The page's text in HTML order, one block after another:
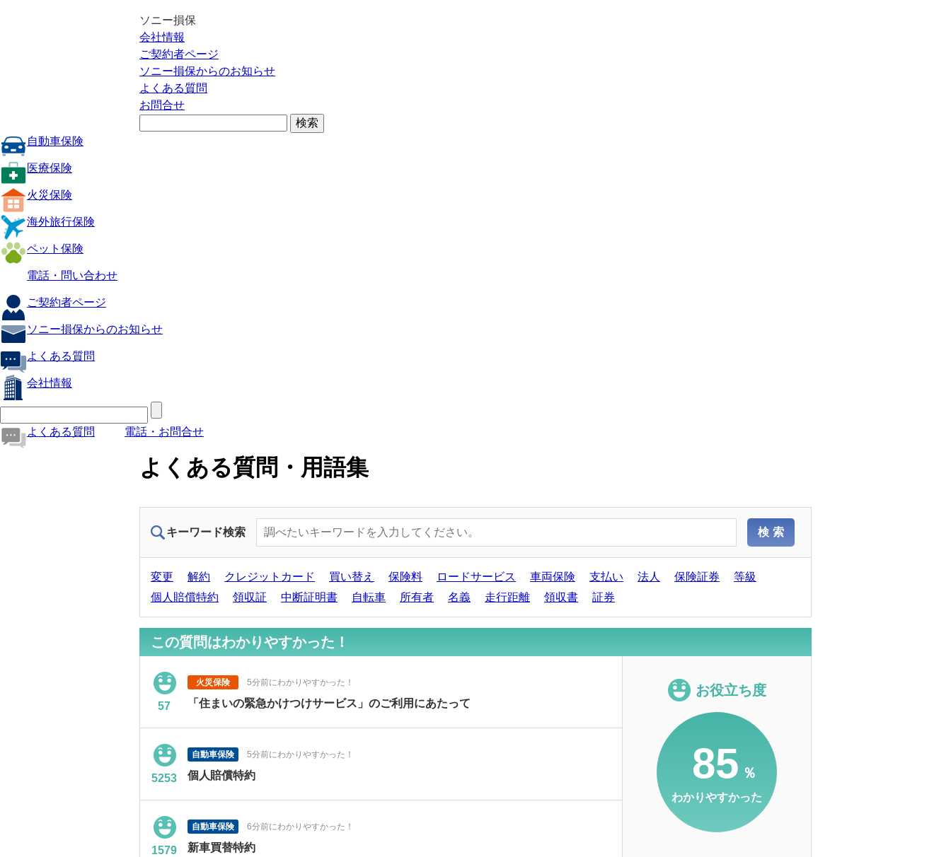
ソニー損保
会社情報
ご契約者ページ
ソニー損保からのお知らせ
よくある質問
お問合せ
自動車保険
医療保険
火災保険
海外旅行保険
ペット保険
電話・問い合わせ
ご契約者ページ
ソニー損保からのお知らせ
よくある質問
会社情報
よくある質問 電話・お問合せ
よくある質問・用語集
キーワード検索
変更 解約 クレジットカード 買い替え 保険料 ロードサービス 車両保険 支払い 法人 保険証券
等級
個人賠償特約
領収証 中断証明書 自転車 所有者 名義 走行距離 領収書 証券
この質問はわかりやすかった！
お役立ち度
85 ％
わかりやすかった
57
火災保険 5分前にわかりやすかった！
「住まいの緊急かけつけサービス」のご利用にあたって
5253
自動車保険 5分前にわかりやすかった！
個人賠償特約
1579
自動車保険 6分前にわかりやすかった！
新車買替特約